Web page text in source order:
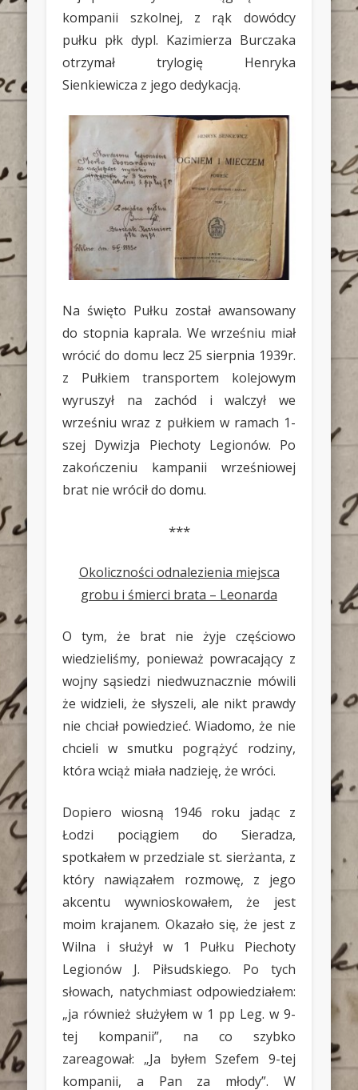
kompanii szkolnej, z rąk dowódcy
pułku płk dypl. Kazimierza Burczaka
otrzymał trylogię Henryka
Sienkiewicza z jego dedykacją.
Na święto Pułku został awansowany
do stopnia kaprala. We wrześniu miał
wrócić do domu lecz 25 sierpnia 1939r.
z Pułkiem transportem kolejowym
wyruszył na zachód i walczył we
wrześniu wraz z pułkiem w ramach 1-
szej Dywizja Piechoty Legionów. Po
zakończeniu kampanii wrześniowej
brat nie wrócił do domu.
***
Okoliczności odnalezienia miejsca
grobu i śmierci brata – Leonarda
O tym, że brat nie żyje częściowo
wiedzieliśmy, ponieważ powracający z
wojny sąsiedzi niedwuznacznie mówili
że widzieli, że słyszeli, ale nikt prawdy
nie chciał powiedzieć. Wiadomo, że nie
chcieli w smutku pogrążyć rodziny,
która wciąż miała nadzieję, że wróci.
Dopiero wiosną 1946 roku jadąc z
Łodzi pociągiem do Sieradza,
spotkałem w przedziale st. sierżanta, z
który nawiązałem rozmowę, z jego
akcentu wywnioskowałem, że jest
moim krajanem. Okazało się, że jest z
Wilna i służył w 1 Pułku Piechoty
Legionów J. Piłsudskiego. Po tych
słowach, natychmiast odpowiedziałem:
„ja również służyłem w 1 pp Leg. w 9-
tej kompanii”, na co szybko
zareagował: „Ja byłem Szefem 9-tej
kompanii, a Pan za młody”. W